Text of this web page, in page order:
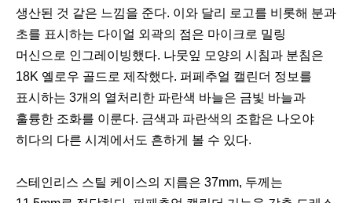
생산된 것 같은 느낌을 준다. 이와 달리 로고를 비롯해 분과
초를 표시하는 다이얼 외곽의 점은 마이크로 밀링
머신으로 인그레이빙했다. 나뭇잎 모양의 시침과 분침은
18K 옐로우 골드로 제작했다. 퍼페추얼 캘린더 정보를
표시하는 3개의 열처리한 파란색 바늘은 금빛 바늘과
훌륭한 조화를 이룬다. 금색과 파란색의 조합은 나오야
히다의 다른 시계에서도 흔하게 볼 수 있다.
스테인리스 스틸 케이스의 지름은 37mm, 두께는